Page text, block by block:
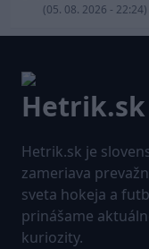
(05. 08. 2026 - 22:24)
Hetrik.sk je
zameriava
sveta hokeja a
prinášame
kuriozity.